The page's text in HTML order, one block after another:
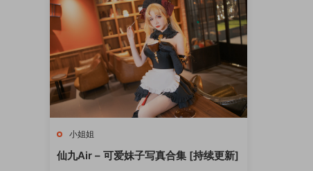
小姐姐
仙九Air – 可爱妹子写真合集 [持续更新]